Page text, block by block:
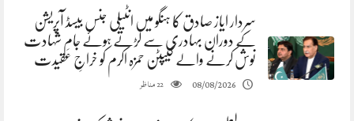
سردار ایاز صادق کا ہنگو میں انٹیلی جنس بیسڈ آپریشن
کے دوران بہادری سے لڑتے ہوئے جامِ شہادت
نوش کرنے والے کیپٹن حمزہ اکرم کو خراجِ عقیدت
08/08/2026
22مناظر